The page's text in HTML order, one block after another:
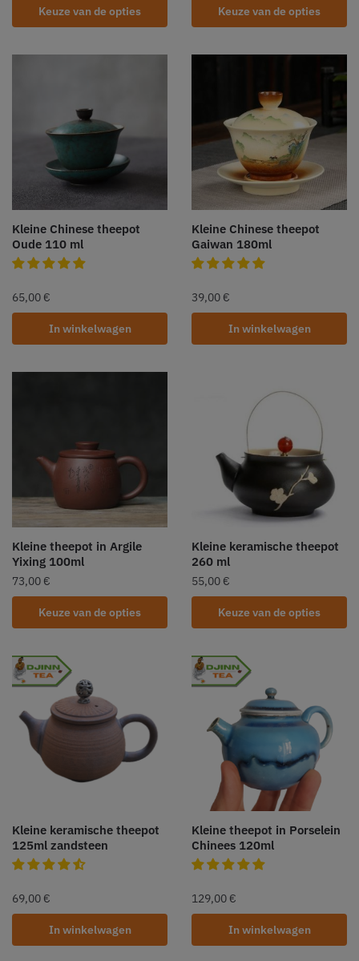
Keuze van de opties Keuze van de opties
Kleine Chinese theepot
Oude 110 ml
65,00 €
In winkelwagen
Kleine Chinese theepot
Gaiwan 180ml
39,00 €
In winkelwagen
Kleine theepot in Argile
Yixing 100ml
73,00 €
Keuze van de opties
Kleine keramische theepot
260 ml
55,00 €
Keuze van de opties
Kleine keramische theepot
125ml zandsteen
69,00 €
In winkelwagen
Kleine theepot in Porselein
Chinees 120ml
129,00 €
In winkelwagen